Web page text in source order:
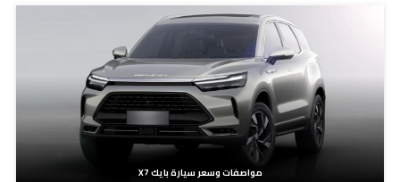
مواصفات وسعر سيارة بايك X7